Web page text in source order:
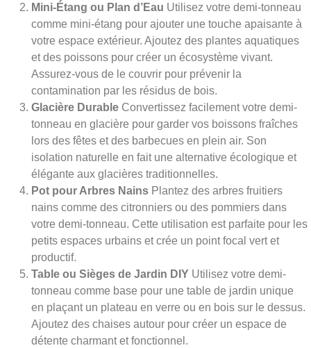
Mini-Étang ou Plan d’Eau Utilisez votre demi-tonneau
comme mini-étang pour ajouter une touche apaisante à
votre espace extérieur. Ajoutez des plantes aquatiques
et des poissons pour créer un écosystème vivant.
Assurez-vous de le couvrir pour prévenir la
contamination par les résidus de bois.
Glacière Durable Convertissez facilement votre demi-
tonneau en glacière pour garder vos boissons fraîches
lors des fêtes et des barbecues en plein air. Son
isolation naturelle en fait une alternative écologique et
élégante aux glacières traditionnelles.
Pot pour Arbres Nains Plantez des arbres fruitiers
nains comme des citronniers ou des pommiers dans
votre demi-tonneau. Cette utilisation est parfaite pour les
petits espaces urbains et crée un point focal vert et
productif.
Table ou Sièges de Jardin DIY Utilisez votre demi-
tonneau comme base pour une table de jardin unique
en plaçant un plateau en verre ou en bois sur le dessus.
Ajoutez des chaises autour pour créer un espace de
détente charmant et fonctionnel.